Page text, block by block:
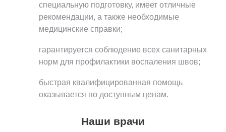
специальную подготовку, имеет отличные
рекомендации, а также необходимые
медицинские справки;
гарантируется соблюдение всех санитарных
норм для профилактики воспаления швов;
быстрая квалифицированная помощь
оказывается по доступным ценам.
Наши врачи